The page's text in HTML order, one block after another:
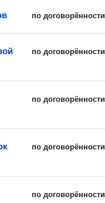
по договорённости
по договорённости
по договорённости
по договорённости
по договорённости